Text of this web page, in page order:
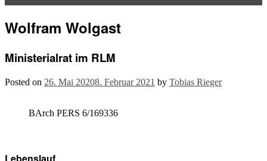
Wolfram Wolgast
Ministerialrat im RLM
Posted on 26. Mai 20208. Februar 2021 by Tobias Rieger
BArch PERS 6/169336
Lebenslauf